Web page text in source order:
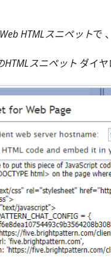
Web HTMLスニペットで 、
HTMLスニペット ダイヤ